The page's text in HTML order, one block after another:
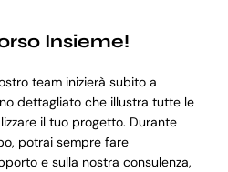
Insieme!
team inizierà subito a
dettagliato che illustra tutte le
il tuo progetto. Durante
potrai sempre fare
e sulla nostra consulenza,